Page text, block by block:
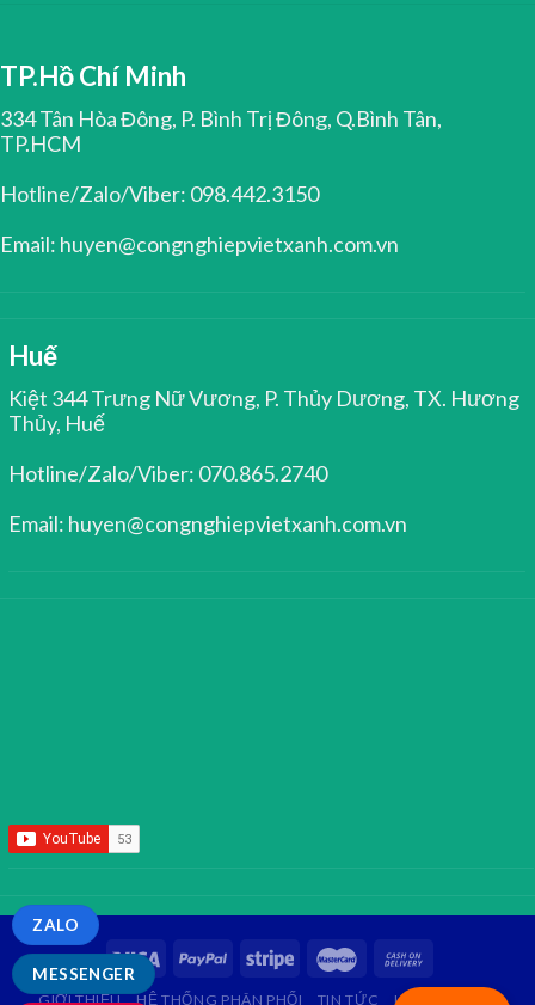
TP.Hồ Chí Minh
334 Tân Hòa Đông, P. Bình Trị Đông, Q.Bình Tân,
TP.HCM
Hotline/Zalo/Viber: 098.442.3150
Email: huyen@congnghiepvietxanh.com.vn
Huế
Kiệt 344 Trưng Nữ Vương, P. Thủy Dương, TX. Hương
Thủy, Huế
Hotline/Zalo/Viber: 070.865.2740
Email: huyen@congnghiepvietxanh.com.vn
GIỚI THIỆU HỆ THỐNG PHÂN PHỐI TIN TỨC LIÊN HỆ
MESSENGER
ZALO